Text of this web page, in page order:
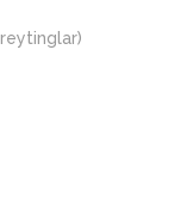
reytinglar)